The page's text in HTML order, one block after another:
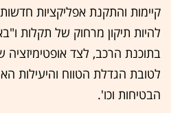
קיימות והתקנת אפליקציות
להיות תיקון מרחוק של תקלות
בתוכנת הרכב, לצד אופטימיזציה
לטובת הגדלת הטווח והיעילות
הבטיחות וכו'.